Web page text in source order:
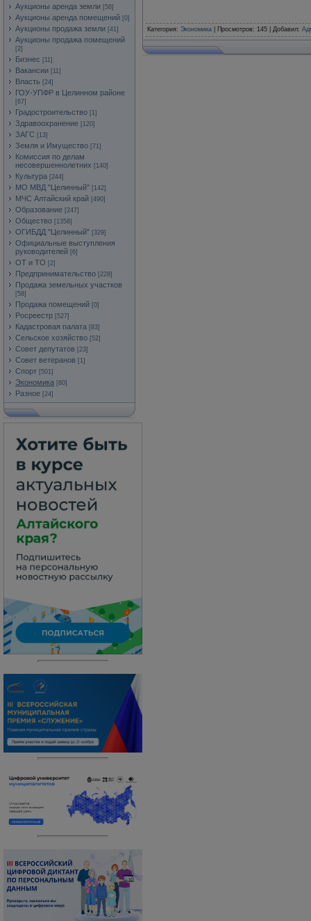
Аукционы аренда земли [58]
Аукционы аренда помещений [0]
Аукционы продажа земли [41]
Аукционы продажа помещений
[2]
Бизнес [11]
Вакансии [11]
Власть [24]
ГОУ-УПФР в Целинном районе
[67]
Градостроительство [1]
Здравоохранение [120]
ЗАГС [13]
Земля и Имущество [71]
Комиссия по делам
несовершеннолетних [140]
Культура [244]
МО МВД "Целинный" [142]
МЧС Алтайский край [490]
Образование [247]
Общество [1358]
ОГИБДД "Целинный" [329]
Официальные выступления
руководителей [6]
ОТ и ТО [2]
Предпринимательство [228]
Продажа земельных участков
[58]
Продажа помещений [0]
Росреестр [527]
Кадастровая палата [83]
Сельское хозяйство [52]
Совет депутатов [23]
Совет ветеранов [1]
Спорт [501]
Экономика [80]
Разное [24]
Категория: Экономика Просмотров: 145 | Добавил: